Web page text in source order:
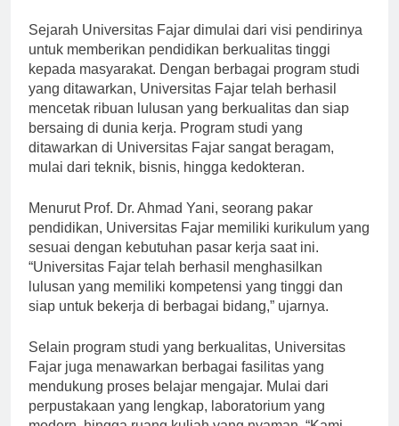
Sejarah Universitas Fajar dimulai dari visi pendirinya
untuk memberikan pendidikan berkualitas tinggi
kepada masyarakat. Dengan berbagai program studi
yang ditawarkan, Universitas Fajar telah berhasil
mencetak ribuan lulusan yang berkualitas dan siap
bersaing di dunia kerja. Program studi yang
ditawarkan di Universitas Fajar sangat beragam,
Menurut Prof. Dr. Ahmad Yani, seorang pakar
pendidikan, Universitas Fajar memiliki kurikulum yang
sesuai dengan kebutuhan pasar kerja saat ini.
“Universitas Fajar telah berhasil menghasilkan
lulusan yang memiliki kompetensi yang tinggi dan
Selain program studi yang berkualitas, Universitas
Fajar juga menawarkan berbagai fasilitas yang
mendukung proses belajar mengajar. Mulai dari
perpustakaan yang lengkap, laboratorium yang